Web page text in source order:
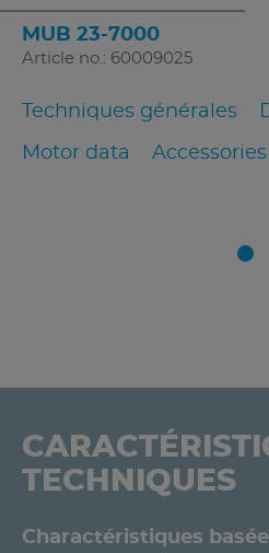
MUB 23-7000
Article no.: 60009025
Techniques générales
Motor data Accessories
TECHNIQUES
Charactéristiques